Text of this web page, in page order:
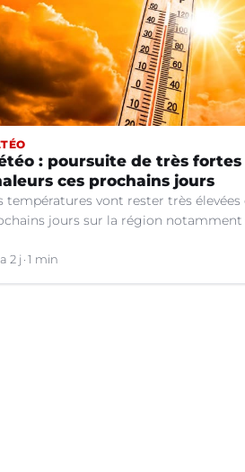
: poursuite de très fortes
ces prochains jours
températures vont rester très élevées
jours sur la région notamment
2 j 1 min